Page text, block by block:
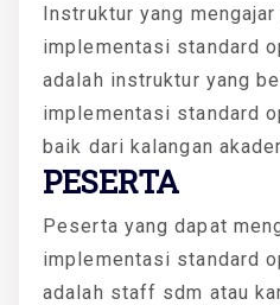
Instruktur yang
implementasi standard
adalah instruktur yang
implementasi standard
baik dari kalangan
PESERTA
Peserta yang dapat
implementasi standard
adalah staff sdm atau